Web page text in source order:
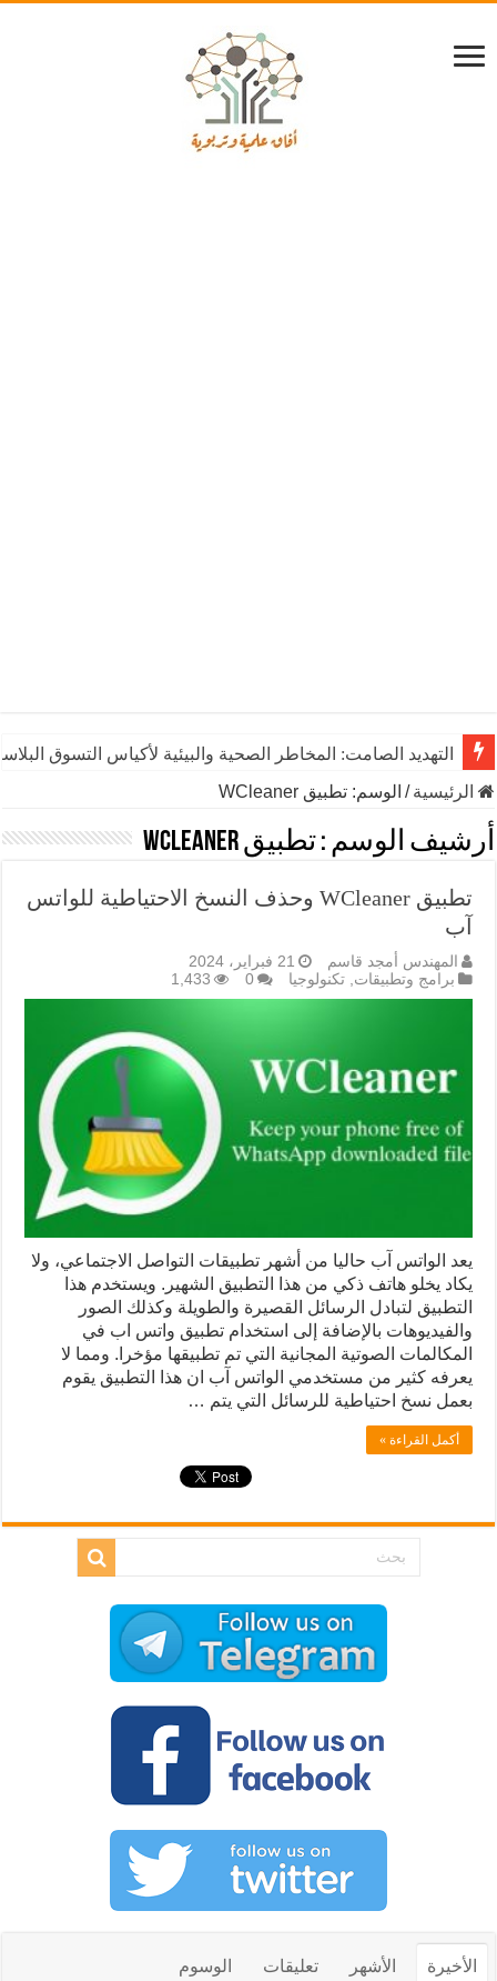
التهديد الصامت: المخاطر الصحية والبيئية لأكياس التسوق
الرئيسية/ الوسم: تطبيق WCleaner
أرشيف الوسم :تطبيق WCleaner
تطبيق WCleaner وحذف النسخ الاحتياطية للواتس
آب
المهندس أمجد قاسم
21 فبراير، 2024
برامج وتطبيقات, تكنولوجيا 0
1,433
يعد الواتس آب حاليا من أشهر تطبيقات التواصل الاجتماعي، ولا
يكاد يخلو هاتف ذكي من هذا التطبيق الشهير. ويستخدم هذا
التطبيق لتبادل الرسائل القصيرة والطويلة وكذلك الصور
والفيديوهات بالإضافة إلى استخدام تطبيق واتس اب في
المكالمات الصوتية المجانية التي تم تطبيقها مؤخرا. ومما لا
يعرفه كثير من مستخدمي الواتس آب ان هذا التطبيق يقوم
بعمل نسخ احتياطية للرسائل التي يتم …
أكمل القراءة »
الأخيرة الأشهر تعليقات الوسوم